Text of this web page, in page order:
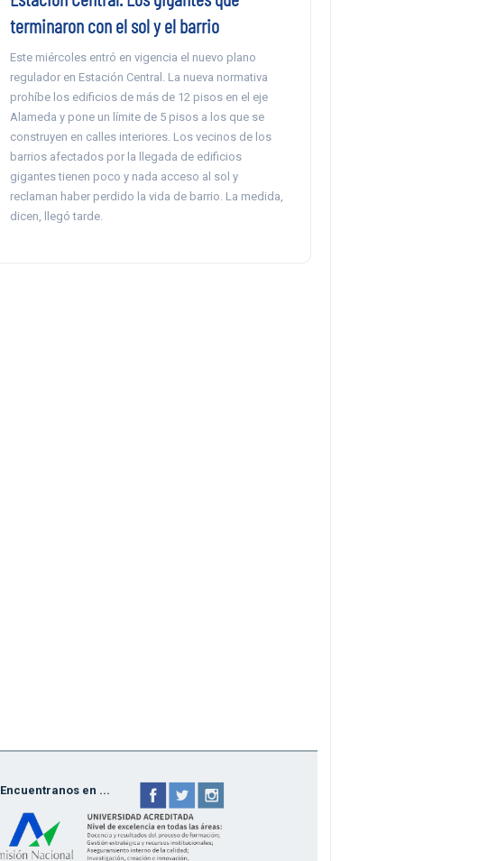
terminaron con el sol y el barrio
Este miércoles entró en vigencia el nuevo plano
regulador en Estación Central. La nueva normativa
prohíbe los edificios de más de 12 pisos en el eje
Alameda y pone un límite de 5 pisos a los que se
construyen en calles interiores. Los vecinos de los
barrios afectados por la llegada de edificios
gigantes tienen poco y nada acceso al sol y
reclaman haber perdido la vida de barrio. La medida,
dicen, llegó tarde.
Encuentranos en ...